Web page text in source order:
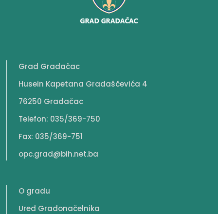
Grad Gradačac
Husein Kapetana Gradaščevića 4
76250 Gradačac
Telefon: 035/369-750
Fax: 035/369-751
opc.grad@bih.net.ba
O gradu
Ured Gradonačelnika